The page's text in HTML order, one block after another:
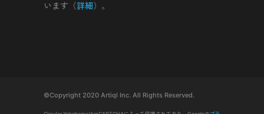
います（詳細）。
©Copyright 2020 Artiql Inc. All Rights Reserved.